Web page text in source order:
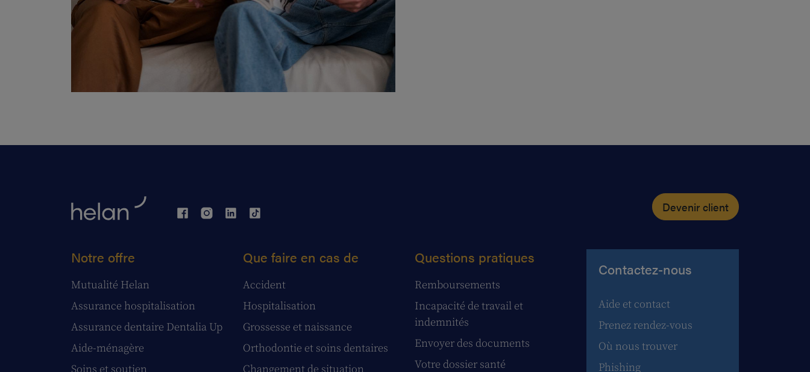
Devenir client
Notre offre
Mutualité Helan
Assurance hospitalisation
Assurance dentaire Dentalia Up
Aide-ménagère
Que faire en cas de
Accident
Hospitalisation
Grossesse et naissance
Orthodontie et soins dentaires
Questions pratiques
Remboursements
Incapacité de travail et
indemnités
Envoyer des documents
Votre dossier santé
Contactez-nous
Aide et contact
Prenez rendez-vous
Où nous trouver
Phishing